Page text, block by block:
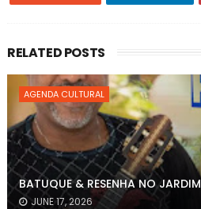
RELATED POSTS
AGENDA CULTURAL
BATUQUE & RESENHA NO JARDIM
JUNE 17, 2026